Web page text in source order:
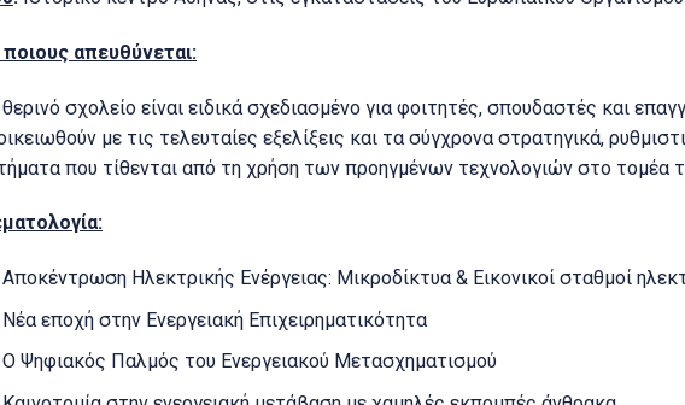
απευθύνεται:
σχολείο είναι ειδικά σχεδιασμένο για φοιτητές, σπουδαστές και
με τις τελευταίες εξελίξεις και τα σύγχρονα στρατηγικά,
που τίθενται από τη χρήση των προηγμένων τεχνολογιών στο τομέα
Αποκέντρωση Ηλεκτρικής Ενέργειας: Μικροδίκτυα & Εικονικοί σταθμοί
Νέα εποχή στην Ενεργειακή Επιχειρηματικότητα
Ο Ψηφιακός Παλμός του Ενεργειακού Μετασχηματισμού